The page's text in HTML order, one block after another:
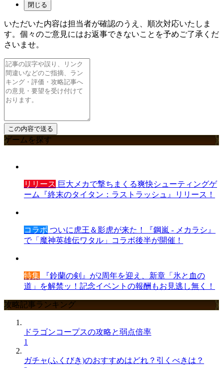
閉じる
いただいた内容は担当者が確認のうえ、順次対応いたしま
す。個々のご意見にはお返事できないことを予めご了承くだ
さいませ。
ゲームを探す
リリース 巨大メカで撃ちまくる爽快シューティングゲ
ーム『終末のタイタン：ラストラッシュ』リリース！
コラボ ついに虎王＆影虎が来た！『鋼嵐 - メカラシ』
で「魔神英雄伝ワタル」コラボ後半が開催！
特集 『鈴蘭の剣』が2周年を迎え、新章「氷と血の
道」を解禁ッ！記念イベントの報酬もお見逃し無く！
攻略記事ランキング
ドラゴンコープスの攻略と弱点倍率
1
ガチャ(ふくびき)のおすすめはどれ？引くべきは？